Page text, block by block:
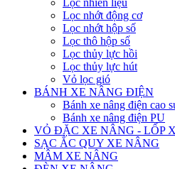
Lọc nhiên liệu
Lọc nhớt động cơ
Lọc nhớt hộp số
Lọc thô hộp số
Lọc thủy lực hồi
Lọc thủy lực hút
Vỏ lọc gió
BÁNH XE NÂNG ĐIỆN
Bánh xe nâng điện cao
Bánh xe nâng điện PU
VỎ ĐẶC XE NÂNG - LỐP
SẠC ẮC QUY XE NÂNG
MÂM XE NÂNG